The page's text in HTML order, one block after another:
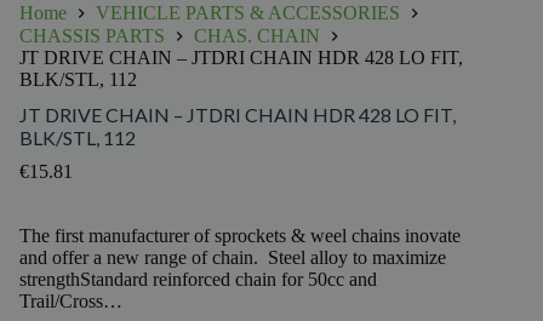
Home
VEHICLE PARTS & ACCESSORIES
CHASSIS PARTS
CHAS. CHAIN
JT DRIVE CHAIN – JTDRI CHAIN HDR 428 LO FIT,
BLK/STL, 112
JT DRIVE CHAIN – JTDRI CHAIN HDR 428 LO FIT,
BLK/STL, 112
€15.81
The first manufacturer of sprockets & weel chains inovate
and offer a new range of chain. Steel alloy to maximize
strengthStandard reinforced chain for 50cc and
Trail/Cross…